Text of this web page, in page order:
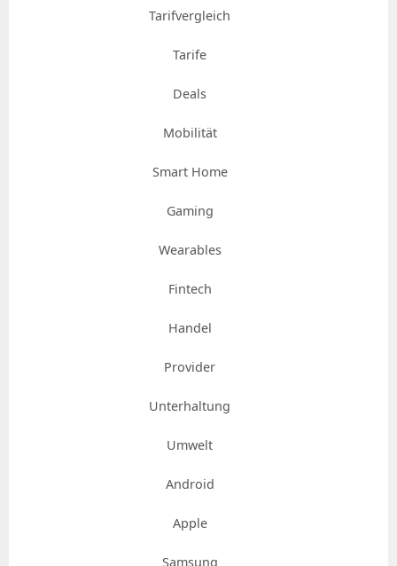
Tarifvergleich
Tarife
Deals
Mobilität
Smart Home
Gaming
Wearables
Fintech
Handel
Provider
Unterhaltung
Umwelt
Android
Apple
Samsung